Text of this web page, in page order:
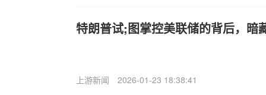
特朗普试;图掌控美联储的背后，暗
上游新闻 2026-01-23 18:38:41